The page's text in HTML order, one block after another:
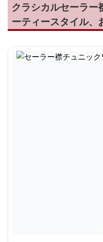
クラシカルセーラー
ーティースタイル、